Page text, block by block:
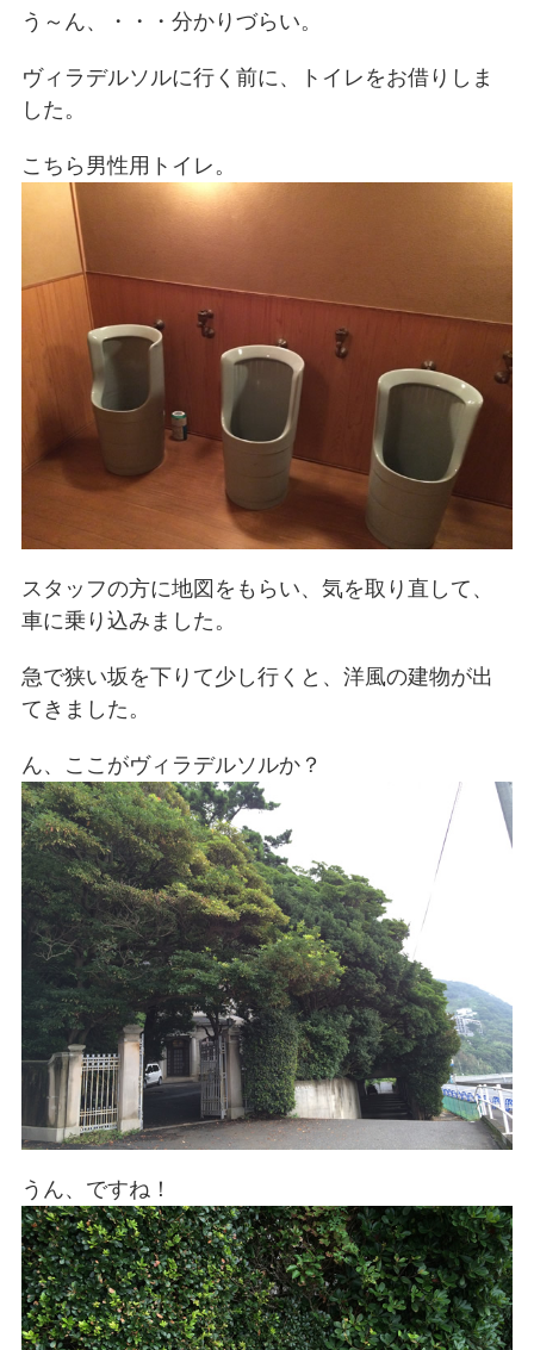
う～ん、・・・分かりづらい。
ヴィラデルソルに行く前に、トイレをお借りしま
した。
こちら男性用トイレ。
スタッフの方に地図をもらい、気を取り直して、
車に乗り込みました。
急で狭い坂を下りて少し行くと、洋風の建物が出
てきました。
ん、ここがヴィラデルソルか？
うん、ですね！